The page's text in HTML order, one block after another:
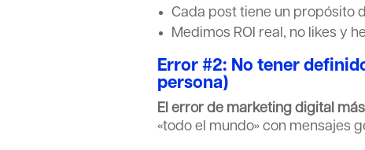
Cada post tiene un propósito
Medimos ROI real, no likes y
Error #2: No tener
persona)
El error de marketing digital
«todo el mundo» con mensajes